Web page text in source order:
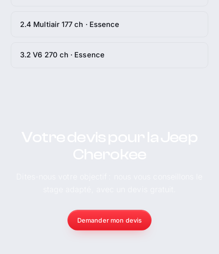
2.4 Multiair 177 ch · Essence
3.2 V6 270 ch · Essence
Demander mon devis